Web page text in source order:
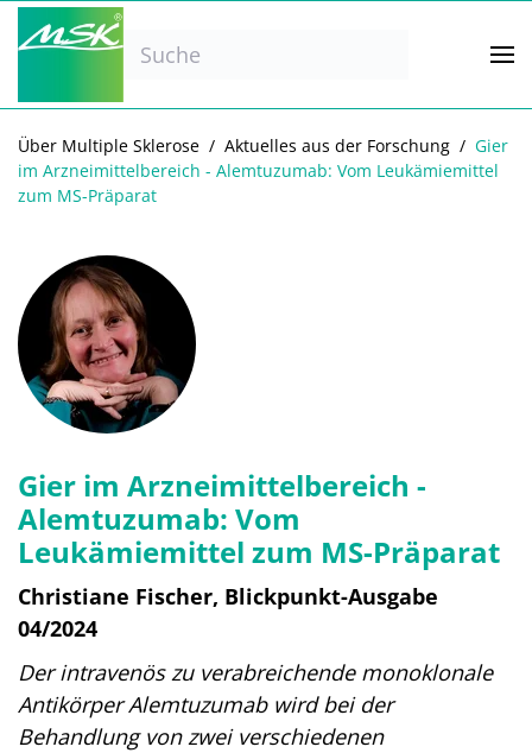
Zum Hauptinhalt springen
Über Multiple Sklerose Aktuelles aus der Forschung
Gier
im Arzneimittelbereich - Alemtuzumab: Vom Leukämiemittel
zum MS-Präparat
Gier im Arzneimittelbereich -
Alemtuzumab: Vom
Leukämiemittel zum MS-Präparat
Christiane Fischer, Blickpunkt-Ausgabe
04/2024
Der intravenös zu verabreichende monoklonale
Antikörper Alemtuzumab wird bei der
Behandlung von zwei verschiedenen